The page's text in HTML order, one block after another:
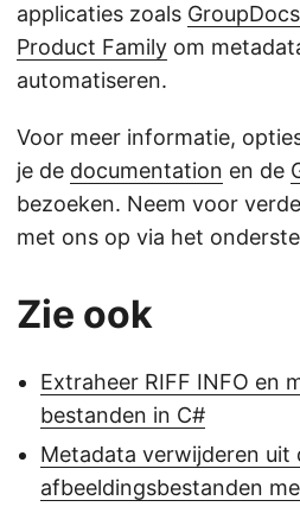
applicaties zoals
Product Family om
automatiseren.
Voor meer informatie,
je de documentation en de
bezoeken. Neem voor
met ons op via het
Zie ook
Extraheer RIFF INFO en
bestanden in C#
Metadata verwijderen uit
afbeeldingsbestanden